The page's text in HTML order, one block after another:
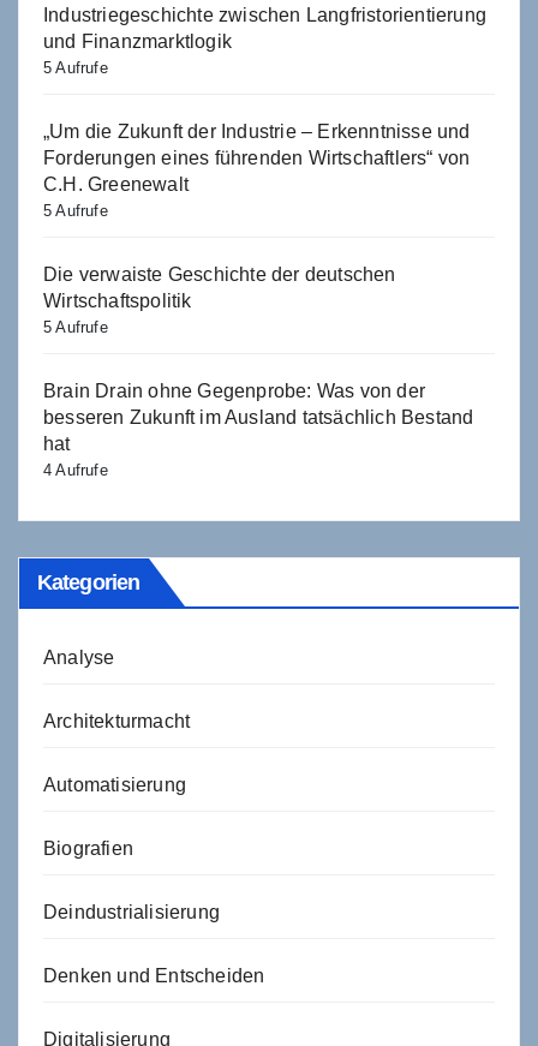
Industriegeschichte zwischen Langfristorientierung
und Finanzmarktlogik
5 Aufrufe
„Um die Zukunft der Industrie – Erkenntnisse und
Forderungen eines führenden Wirtschaftlers“ von
C.H. Greenewalt
5 Aufrufe
Die verwaiste Geschichte der deutschen
Wirtschaftspolitik
5 Aufrufe
Brain Drain ohne Gegenprobe: Was von der
besseren Zukunft im Ausland tatsächlich Bestand
hat
4 Aufrufe
Kategorien
Analyse
Architekturmacht
Automatisierung
Biografien
Deindustrialisierung
Denken und Entscheiden
Digitalisierung